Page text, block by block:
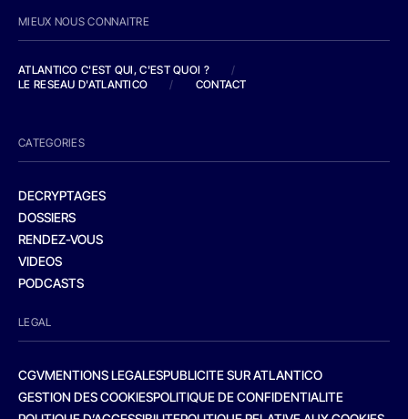
MIEUX NOUS CONNAITRE
ATLANTICO C'EST QUI, C'EST QUOI ?
/
LE RESEAU D'ATLANTICO
/ CONTACT
CATEGORIES
DECRYPTAGES
DOSSIERS
RENDEZ-VOUS
VIDEOS
PODCASTS
LEGAL
CGVMENTIONS LEGALESPUBLICITE SUR ATLANTICO
GESTION DES COOKIESPOLITIQUE DE CONFIDENTIALITE